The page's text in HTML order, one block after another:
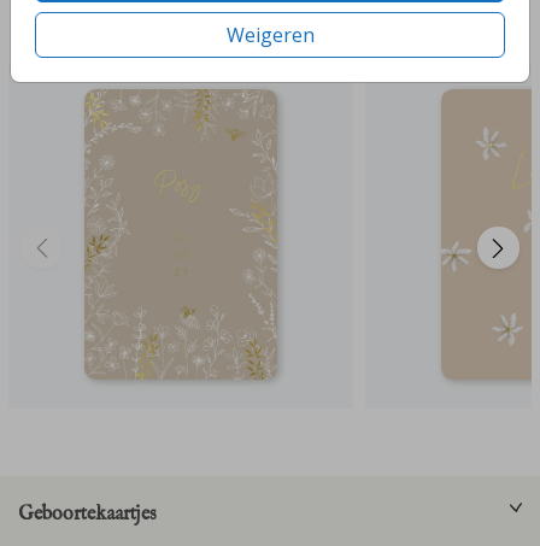
Weigeren
Deze ontwerpen vind je misschien ook leuk
Geboortekaartjes